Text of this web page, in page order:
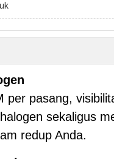
per pasang,
sekaligus
redup Anda.